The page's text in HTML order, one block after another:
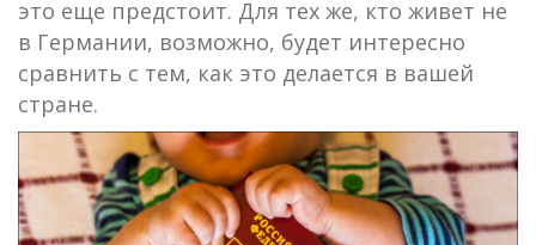
это еще предстоит. Для тех же, кто живет не
в Германии, возможно, будет интересно
сравнить с тем, как это делается в вашей
стране.